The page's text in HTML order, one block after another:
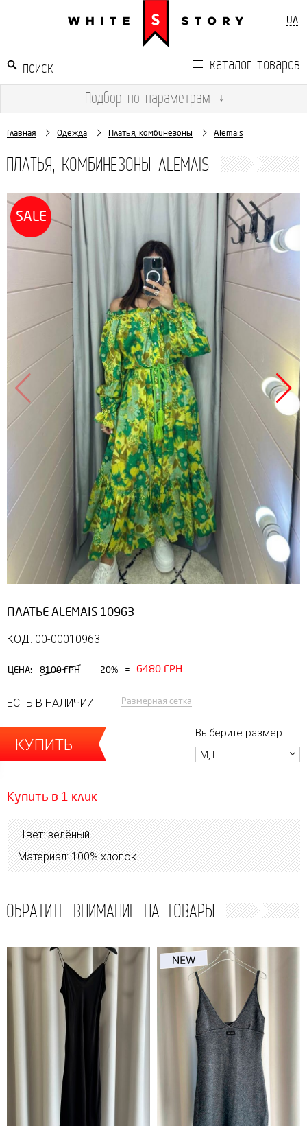
UA
каталог товаров
Подбор по параметрам ↓
Главная Одежда Платья, комбинезоны Alemais
ПЛАТЬЯ, КОМБИНЕЗОНЫ ALEMAIS
SALE
ПЛАТЬЕ ALEMAIS 10963
КОД: 00-00010963
ЦЕНА: 8100 ГРН — 20% = 6480 ГРН
ЕСТЬ В НАЛИЧИИ Размерная сетка
КУПИТЬ
Выберите размер:
M, L
Купить в 1 клик
Цвет: зелёный
Материал: 100% хлопок
ОБРАТИТЕ ВНИМАНИЕ НА ТОВАРЫ